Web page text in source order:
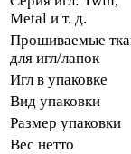
Metal и т. д.
Прошиваемые
для игл/лапок
Игл в упаковке
Вид упаковки
Размер упаковки
Вес нетто